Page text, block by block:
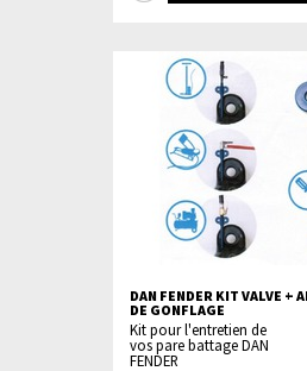
DAN FENDER KIT VALVE +
DE GONFLAGE
Kit pour l'entretien de
vos pare battage DAN
FENDER